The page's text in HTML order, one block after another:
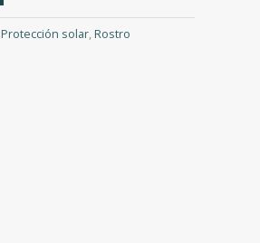
Protección solar,Rostro